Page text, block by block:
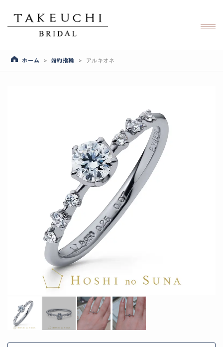
ホーム > 婚約指輪 > アルキオネ